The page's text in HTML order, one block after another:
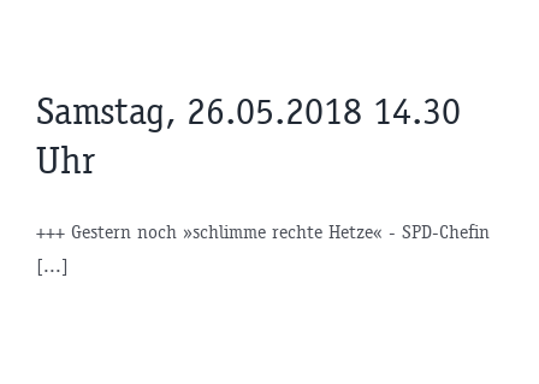
Samstag, 26.05.2018 14.30
Uhr
+++ Gestern noch »schlimme rechte Hetze« - SPD-Chefin
[...]